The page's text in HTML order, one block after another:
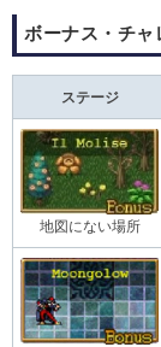
ボーナス・チャ
ステージ
地図にない場所